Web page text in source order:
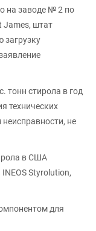
на заводе № 2 по
James, штат
загрузку
тонн стирола в год
технических
не
в США
Styrolution,
для